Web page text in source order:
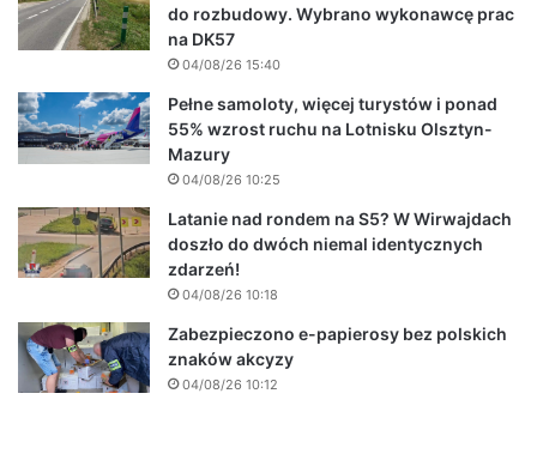
do rozbudowy. Wybrano wykonawcę prac
na DK57
04/08/26 15:40
Pełne samoloty, więcej turystów i ponad
55% wzrost ruchu na Lotnisku Olsztyn-
Mazury
04/08/26 10:25
Latanie nad rondem na S5? W Wirwajdach
doszło do dwóch niemal identycznych
zdarzeń!
04/08/26 10:18
Zabezpieczono e-papierosy bez polskich
znaków akcyzy
04/08/26 10:12